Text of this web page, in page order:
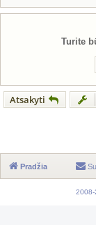
t
Turite
Atsakyti
Pradžia
2008-